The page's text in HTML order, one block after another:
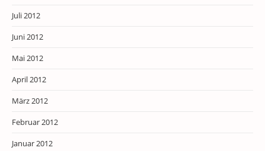
Juli 2012
Juni 2012
Mai 2012
April 2012
März 2012
Februar 2012
Januar 2012